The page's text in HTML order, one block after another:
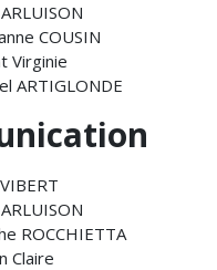
COUSIN
Virginie
ARTIGLONDE
ROCCHIETTA
Claire